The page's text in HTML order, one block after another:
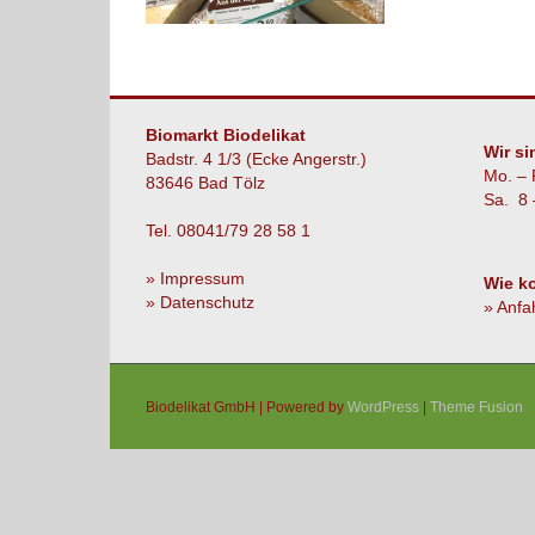
Biomarkt Biodelikat
Badstr. 4 1/3 (Ecke Angerstr.)
83646 Bad Tölz
Tel. 08041/79 28 58 1
» Impressum
» Datenschutz
Wir
Mo. –
Sa. 8
Wie
»
Biodelikat GmbH | Powered by WordPress | Theme Fusion